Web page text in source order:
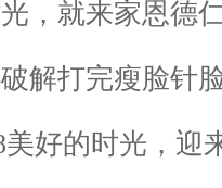
，就来家恩德
解打完瘦脸针
好的时光，迎